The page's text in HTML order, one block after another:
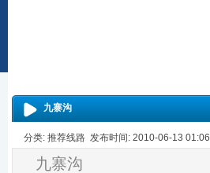
九寨沟
分类: 推荐线路 发布时间: 2010-06-13 01:06
九寨沟